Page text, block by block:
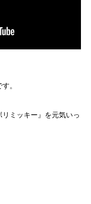
。
ミッキー』を元気いっ